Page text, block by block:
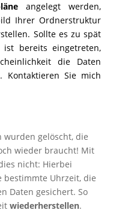
angelegt werden,
Ihrer Ordnerstruktur
Sollte es zu spät
bereits eingetreten,
die Daten
Kontaktieren Sie mich
wurden gelöscht, die
wieder braucht! Mit
nicht: Hierbei
bestimmte Uhrzeit, die
Daten gesichert. So
wiederherstellen.